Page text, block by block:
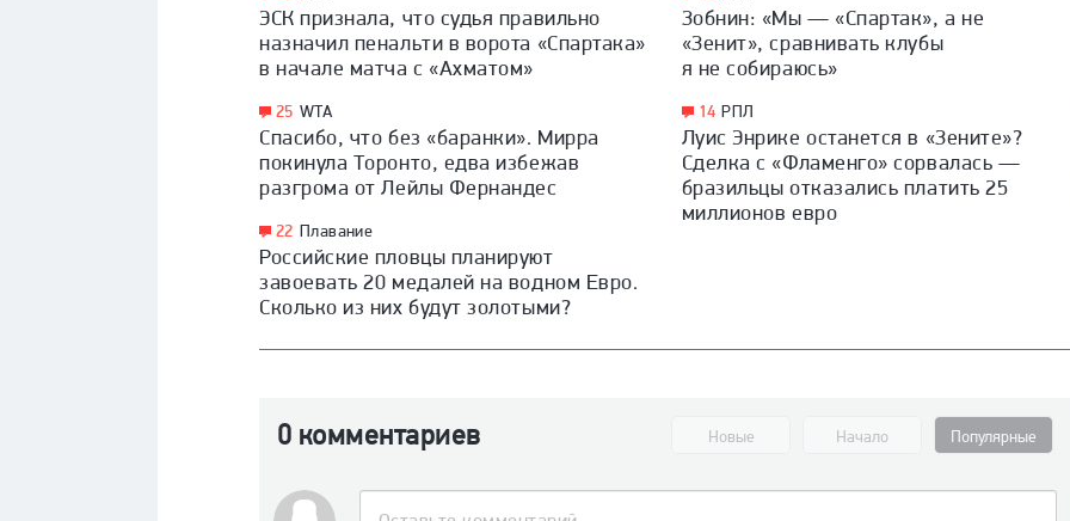
ЭСК признала, что судья правильно
назначил пенальти в ворота «Спартака»
в начале матча с «Ахматом»
25 WTA
Спасибо, что без «баранки». Мирра
покинула Торонто, едва избежав
разгрома от Лейлы Фернандес
22 Плавание
Российские пловцы планируют
завоевать 20 медалей на водном Евро.
Сколько из них будут золотыми?
Зобнин: «Мы — «Спартак», а не
«Зенит», сравнивать клубы
я не собираюсь»
14 РПЛ
Луис Энрике останется в «Зените»?
Сделка с «Фламенго» сорвалась —
бразильцы отказались платить 25
миллионов евро
0 комментариев Новые Начало Популярные